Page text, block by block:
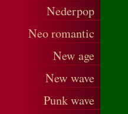
Nederpop
Neo romantic
New age
New wave
Punk wave